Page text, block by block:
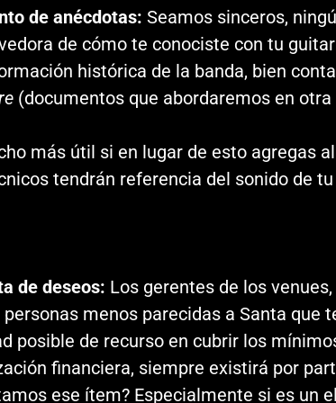
de anécdotas: Seamos sinceros,
de cómo te conociste con tu
histórica de la banda, bien
(documentos que abordaremos en otra
más útil si en lugar de esto agregas
tendrán referencia del sonido de
de deseos: Los gerentes de los
personas menos parecidas a Santa
posible de recurso en cubrir los
financiera, siempre existirá por
ese ítem? Especialmente si es un